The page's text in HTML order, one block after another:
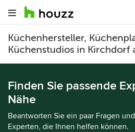
Küchenhersteller,
Küchenstudios in Kirchdorf
Finden Sie passende
Nähe
Beantworten Sie ein paar Fragen
Experten, die Ihnen helfen können.